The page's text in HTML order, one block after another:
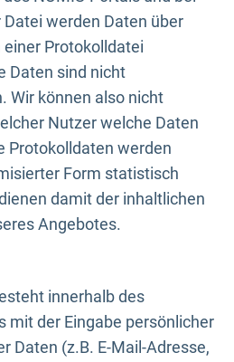
werden Daten über
Protokolldatei
Daten sind nicht
Wir können also nicht
Nutzer welche Daten
Protokolldaten werden
Form statistisch
damit der inhaltlichen
Angebotes.
innerhalb des
mit der Eingabe persönlicher
Daten (z.B. E-Mail-Adresse,